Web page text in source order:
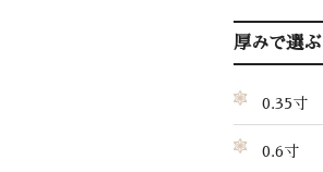
厚みで選ぶ
0.35寸
0.6寸